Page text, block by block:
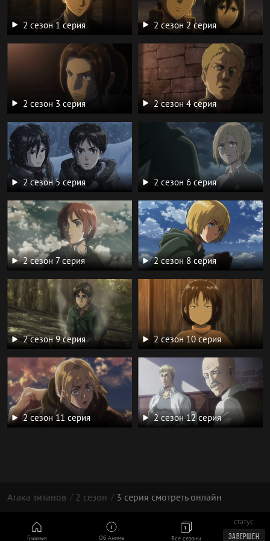
Главная Об Аниме Все сезоны
статус:
ЗАВЕРШЕН
2 сезон 1 серия 2 сезон 2 серия
2 сезон 3 серия 2 сезон 4 серия
2 сезон 5 серия 2 сезон 6 серия
2 сезон 7 серия 2 сезон 8 серия
2 сезон 9 серия 2 сезон 10 серия
2 сезон 11 серия 2 сезон 12 серия
Атака титанов 2 сезон 3 серия смотреть онлайн
© 2026 год, Атака Титанов